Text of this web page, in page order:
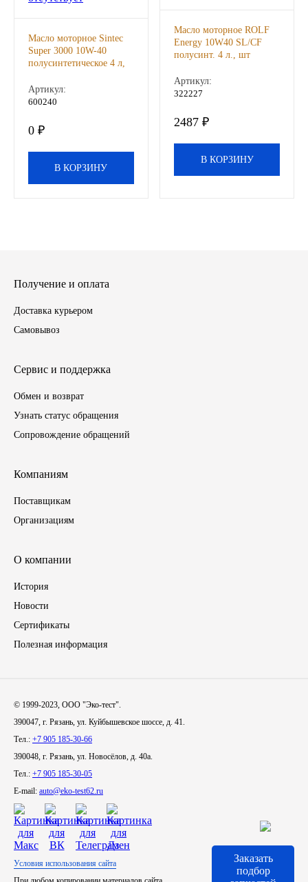
Автотовары
Автоаксессуары
Материалы для ремонта
Инструмент
Шины
Шланги, рукава
Книги, бланки
Фитинги
Тара, автотара
Масло моторное Sintec
Super 3000 10W-40
полусинтетическое 4 л,
Артикул:
600240
0 ₽
В КОРЗИНУ
Масло моторное ROLF
Energy 10W40 SL/CF
полусинт. 4 л., шт
Артикул:
322227
2487 ₽
В КОРЗИНУ
Получение и оплата
Доставка курьером
Самовывоз
Сервис и поддержка
Обмен и возврат
Узнать статус обращения
Сопровождение обращений
Компаниям
Поставщикам
Организациям
О компании
История
Новости
Сертификаты
Полезная информация
© 1999-2023, ООО "Эко-тест".
390047, г. Рязань, ул. Куйбышевское шоссе, д. 41.
Тел.: +7 905 185-30-66
390048, г. Рязань, ул. Новосёлов, д. 40а.
Тел.: +7 905 185-30-05
E-mail: auto@eko-test62.ru
Условия использования сайта
Заказать
подбор